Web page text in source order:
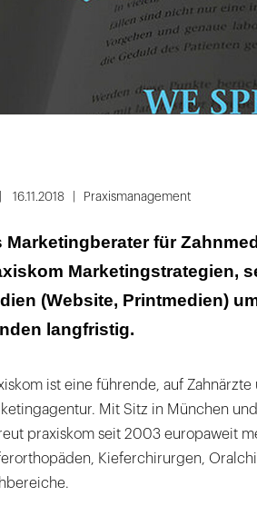
16.11.2018 Praxismanagement
Marketingberater für
Marketingstrategien,
(Website, Printmedien)
langfristig.
ist eine führende, auf
Mit Sitz in München
praxiskom seit 2003 europaweit
Kieferchirurgen,